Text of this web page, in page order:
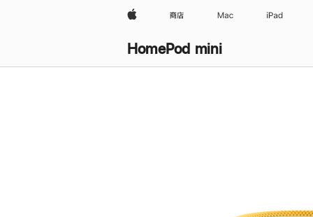
Apple 商店 Mac iPad
HomePod mini